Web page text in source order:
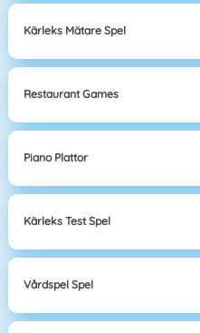
Kärleks Mätare Spel
Restaurant Games
Piano Plattor
Kärleks Test Spel
Vårdspel Spel